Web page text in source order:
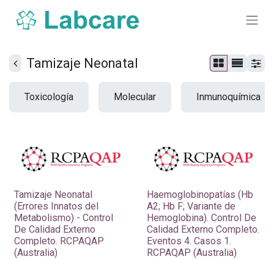
Tamizaje Neonatal
Toxicología Molecular Inmunoquímica
Tamizaje Neonatal
(Errores Innatos del
Metabolismo) - Control
De Calidad Externo
Completo. RCPAQAP
(Australia)
Haemoglobinopatías (Hb
A2; Hb F; Variante de
Hemoglobina). Control De
Calidad Externo Completo.
Eventos 4. Casos 1.
RCPAQAP (Australia)